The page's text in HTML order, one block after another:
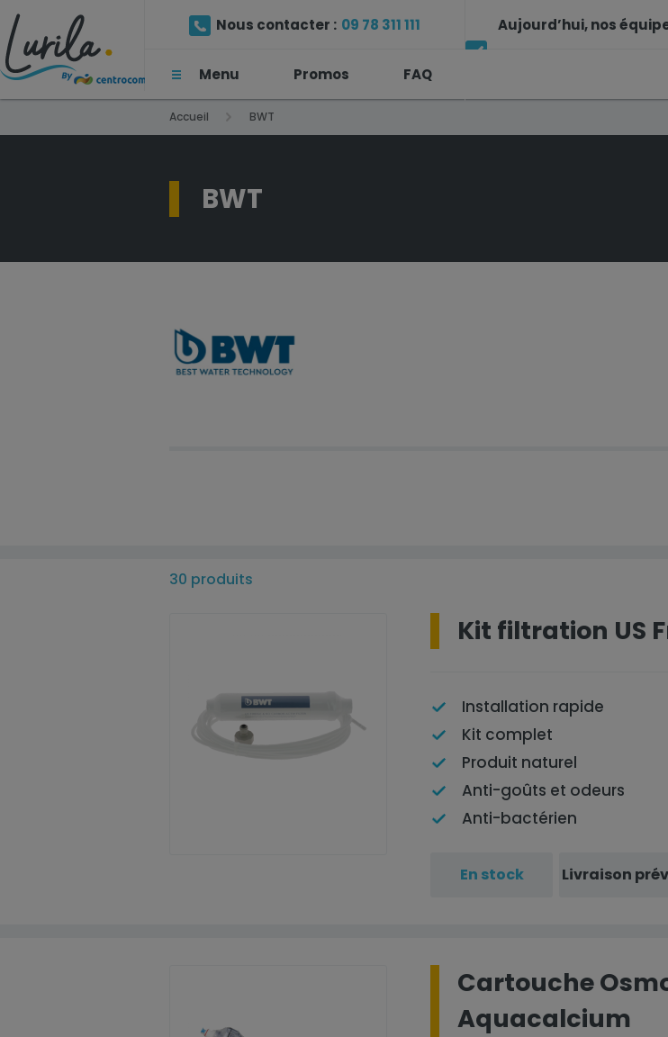
Nous contacter : 09 78 311 111
(Prix d'un appel local)
Aujourd’hui, nos
Menu Promos FAQ
Accueil BWT
BWT
30 produits
Kit filtration US
Installation rapide
Kit complet
Produit naturel
Anti-goûts et odeurs
Anti-bactérien
En stock Livraison
Cartouche
Aquacalcium